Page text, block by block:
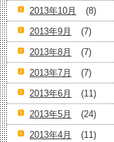
2013年10月
(8)
2013年9月
(7)
2013年8月
(7)
2013年7月
(7)
2013年6月
(11)
2013年5月
(24)
2013年4月
(11)